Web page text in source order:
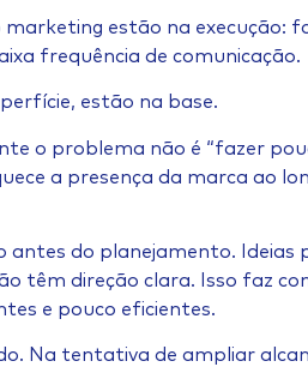
estão na execução:
frequência de comunicação.
estão na base.
o problema não é “fazer
a presença da marca ao
antes do planejamento. Ideias
têm direção clara. Isso faz
e pouco eficientes.
Na tentativa de ampliar